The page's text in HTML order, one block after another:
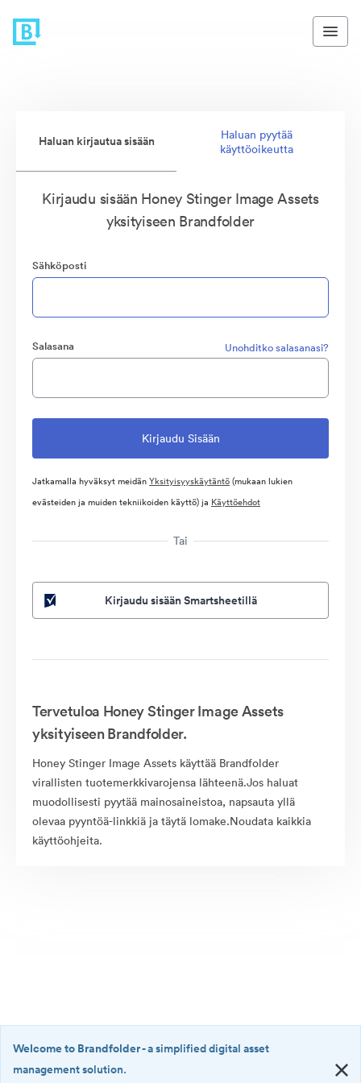
Haluan kirjautua sisään
Haluan pyytää
käyttöoikeutta
Kirjaudu sisään Honey Stinger Image Assets
yksityiseen Brandfolder
Sähköposti
Salasana Unohditko salasanasi?
Jatkamalla hyväksyt meidänYksityisyyskäytäntö(mukaan lukien
evästeiden ja muiden tekniikoiden käyttö) ja Käyttöehdot
Tai
Kirjaudu sisään Smartsheetillä
Tervetuloa Honey Stinger Image Assets
yksityiseen Brandfolder.
Honey Stinger Image Assets käyttää Brandfolder
virallisten tuotemerkkivarojensa lähteenä.Jos haluat
muodollisesti pyytää mainosaineistoa, napsauta yllä
olevaa pyyntöä-linkkiä ja täytä lomake.Noudata kaikkia
käyttöohjeita.
Welcome to Brandfolder- a simplified digital asset
management solution.